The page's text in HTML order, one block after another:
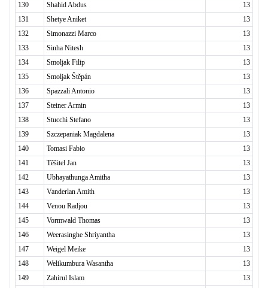
130
Shahid Abdus
13
131
Shetye Aniket
13
132
Simonazzi Marco
13
133
Sinha Nitesh
13
134
Smoljak Filip
13
135
Smoljak Štěpán
13
136
Spazzali Antonio
13
137
Steiner Armin
13
138
Stucchi Stefano
13
139
Szczepaniak Magdalena
13
140
Tomasi Fabio
13
141
Těšitel Jan
13
142
Ubhayathunga Amitha
13
143
Vanderlan Amith
13
144
Venou Radjou
13
145
Vormwald Thomas
13
146
Weerasinghe Shriyantha
13
147
Weigel Meike
13
148
Welikumbura Wasantha
13
149
Zahirul Islam
13